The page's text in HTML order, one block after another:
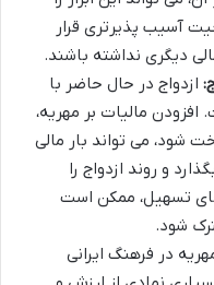
آسیب پذیرتری قرار
دیگری نداشته باشند.
ازدواج در حال حاضر با
مالیات بر مهریه،
شود، می تواند بار مالی
و روند ازدواج را
تسهیل، ممکن است
شود.
در فرهنگ ایرانی